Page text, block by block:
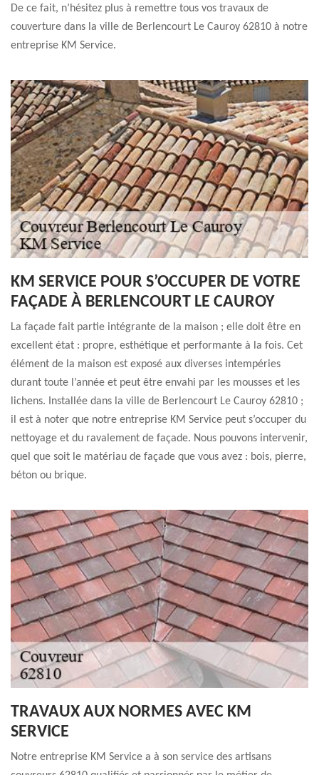
De ce fait, n’hésitez plus à remettre tous vos travaux de
couverture dans la ville de Berlencourt Le Cauroy 62810 à notre
entreprise KM Service.
KM SERVICE POUR S’OCCUPER DE VOTRE
FAÇADE À BERLENCOURT LE CAUROY
La façade fait partie intégrante de la maison ; elle doit être en
excellent état : propre, esthétique et performante à la fois. Cet
élément de la maison est exposé aux diverses intempéries
durant toute l’année et peut être envahi par les mousses et les
lichens. Installée dans la ville de Berlencourt Le Cauroy 62810 ;
il est à noter que notre entreprise KM Service peut s’occuper du
nettoyage et du ravalement de façade. Nous pouvons intervenir,
quel que soit le matériau de façade que vous avez : bois, pierre,
béton ou brique.
TRAVAUX AUX NORMES AVEC KM
SERVICE
Notre entreprise KM Service a à son service des artisans